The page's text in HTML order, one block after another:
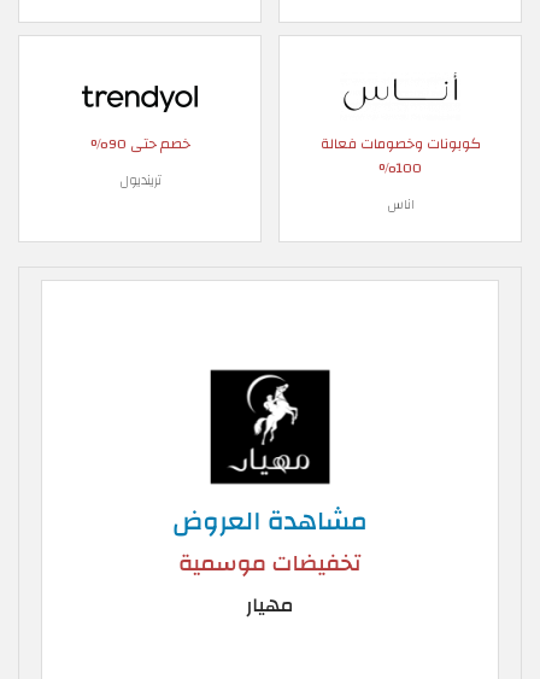
كوبونات وخصومات فعالة
100%
اناس
خصم حتى 90%
ترينديول